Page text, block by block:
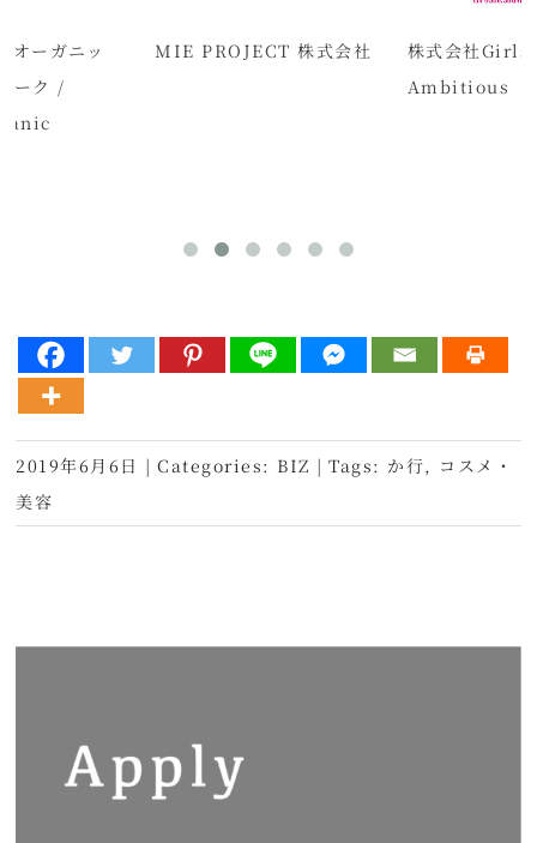
オーガニッ
ーク /
MIE PROJECT 株式会社
株式会社
Ambitious
2019年6月6日 | Categories: BIZ | Tags: か行, コスメ・
美容